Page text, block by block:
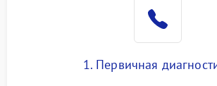
1. Первичная